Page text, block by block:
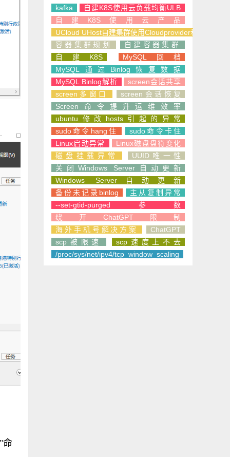
命
kafka
自建K8S使用云负载均衡ULB
自建K8S使用云产品
UCloud UHost自建集群使用Cloudprovider和CSI
容器集群规划
自建容器集群
自建K8S
MySQL回档
MySQL通过Binlog恢复数据
MySQL Binlog解析
screen会话共享
screen多窗口
screen会话恢复
Screen命令提升运维效率
ubuntu修改hosts引起的异常
sudo命令hang住
sudo命令卡住
Linux启动异常
Linux磁盘盘符变化
磁盘挂载异常
UUID唯一性
关闭Windows Server自动更新
Windows Server自动更新
备份未记录binlog
主从复制异常
--set-gtid-purged参数
绕开ChatGPT限制
海外手机号解决方案
ChatGPT
scp被限速
scp速度上不去
/proc/sys/net/ipv4/tcp_window_scaling